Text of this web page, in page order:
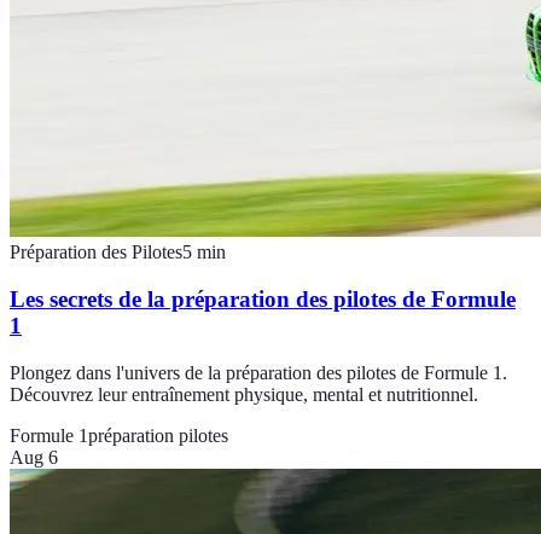
Préparation des Pilotes5 min
Les secrets de la préparation des pilotes de Formule
1
Plongez dans l'univers de la préparation des pilotes de Formule 1.
Découvrez leur entraînement physique, mental et nutritionnel.
Formule 1préparation pilotes
Aug 6